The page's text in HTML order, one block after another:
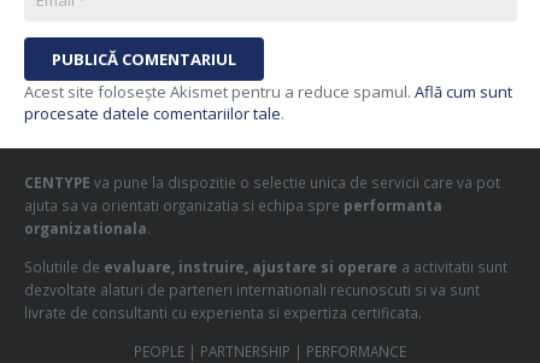
PUBLICĂ COMENTARIUL
Acest site folosește Akismet pentru a reduce spamul. Află cum sunt
procesate datele comentariilor tale.
CENTYPE va pune la dispozitie o selectie unica de servicii care va pot
ajuta sa va orientati organizatia si echipa spre performanta
organizationala.
Solutiile de evaluare, instruire, ajustare si operare a activitatii sunt
dezvoltate alaturi de parteneri internationali recunoscuti si va sunt
livrate de consultanti cu experienta si expertiza certificata.
PEOPLE | PARTNERSHIP | PERFORMANCE